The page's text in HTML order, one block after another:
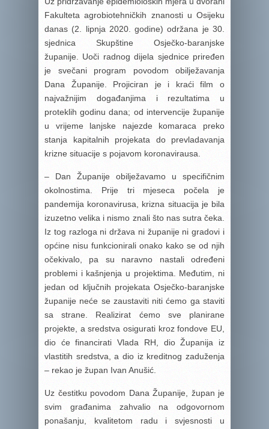
Fakulteta agrobiotehničkih znanosti u Osijeku
danas (2. lipnja 2020. godine) održana je 30.
sjednica Skupštine Osječko-baranjske
županije. Uoči radnog dijela sjednice priređen
je svečani program povodom obilježavanja
Dana Županije. Projiciran je i kraći film o
najvažnijim događanjima i rezultatima u
proteklih godinu dana; od intervencije županije
u vrijeme lanjske najezde komaraca preko
stanja kapitalnih projekata do prevladavanja
krizne situacije s pojavom koronavirausa.
– Dan Županije obilježavamo u specifičnim
okolnostima. Prije tri mjeseca počela je
pandemija koronavirusa, krizna situacija je bila
izuzetno velika i nismo znali što nas sutra čeka.
Iz tog razloga ni država ni županije ni gradovi i
općine nisu funkcionirali onako kako se od njih
očekivalo, pa su naravno nastali određeni
problemi i kašnjenja u projektima. Međutim, ni
jedan od ključnih projekata Osječko-baranjske
županije neće se zaustaviti niti ćemo ga staviti
sa strane. Realizirat ćemo sve planirane
projekte, a sredstva osigurati kroz fondove EU,
dio će financirati Vlada RH, dio Županija iz
vlastitih sredstva, a dio iz kreditnog zaduženja
– rekao je župan Ivan Anušić.
Uz čestitku povodom Dana Županije, župan je
svim građanima zahvalio na odgovornom
ponašanju, kvalitetom radu i svjesnosti u